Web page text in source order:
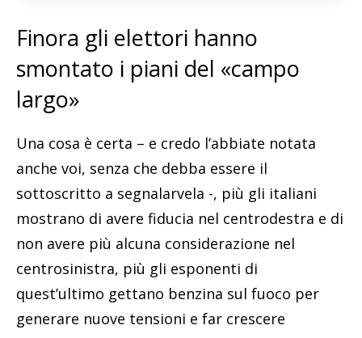
Finora gli elettori hanno
smontato i piani del «campo
largo»
Una cosa è certa – e credo l’abbiate notata
anche voi, senza che debba essere il
sottoscritto a segnalarvela -, più gli italiani
mostrano di avere fiducia nel centrodestra e di
non avere più alcuna considerazione nel
centrosinistra, più gli esponenti di
quest’ultimo gettano benzina sul fuoco per
generare nuove tensioni e far crescere